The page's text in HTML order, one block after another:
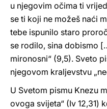
u njegovim očima ti
se ti koji ne možeš naći
tebe ispunilo staro
se rodilo, sina dobismo
mironosni“ (9,5). Sveto
njegovom kraljevstvu
U Svetom pismu Knezu
ovoga svijeta“ (Iv 12,31)